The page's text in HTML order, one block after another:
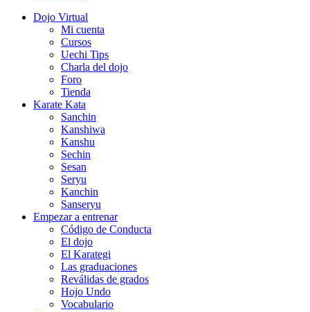
Dojo Virtual
Mi cuenta
Cursos
Uechi Tips
Charla del dojo
Foro
Tienda
Karate Kata
Sanchin
Kanshiwa
Kanshu
Sechin
Sesan
Seryu
Kanchin
Sanseryu
Empezar a entrenar
Código de Conducta
El dojo
El Karategi
Las graduaciones
Reválidas de grados
Hojo Undo
Vocabulario